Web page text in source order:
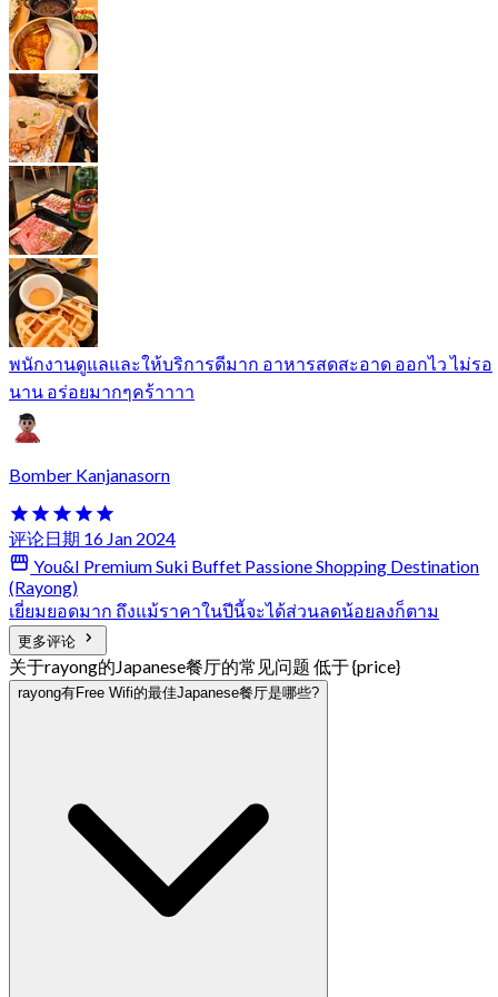
พนักงานดูแลและให้บริการดีมาก อาหารสดสะอาด ออกไว ไม่รอ
นาน อร่อยมากๆคร้าาาา
Bomber Kanjanasorn
评论日期 16 Jan 2024
You&I Premium Suki Buffet Passione Shopping Destination
(Rayong)
เยี่ยมยอดมาก ถึงแม้ราคาในปีนี้จะได้ส่วนลดน้อยลงก็ตาม
更多评论
关于rayong的Japanese餐厅的常见问题 低于 {price}
rayong有Free Wifi的最佳Japanese餐厅是哪些?